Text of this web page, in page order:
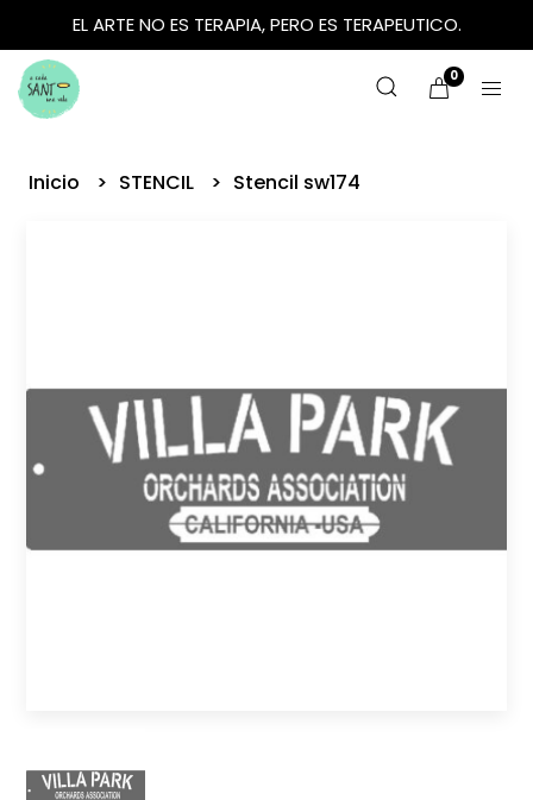
EL ARTE NO ES TERAPIA, PERO ES TERAPEUTICO.
0
Inicio STENCIL Stencil sw174